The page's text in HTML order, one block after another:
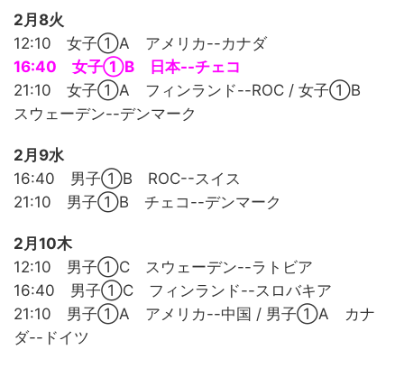
2月8火
12:10 女子①A アメリカ--カナダ
16:40 女子①B 日本--チェコ
21:10 女子①A フィンランド--ROC / 女子①B
スウェーデン--デンマーク
2月9水
16:40 男子①B ROC--スイス
21:10 男子①B チェコ--デンマーク
2月10木
12:10 男子①C スウェーデン--ラトビア
16:40 男子①C フィンランド--スロバキア
21:10 男子①A アメリカ--中国 / 男子①A カナ
ダ--ドイツ